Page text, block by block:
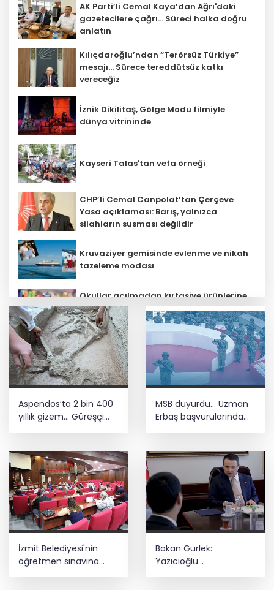
AK Parti’li Cemal Kaya’dan Ağrı'daki
gazetecilere çağrı... Süreci halka doğru
anlatın
Kılıçdaroğlu’ndan “Terörsüz Türkiye”
mesajı... Sürece tereddütsüz katkı
vereceğiz
İznik Dikilitaş, Gölge Modu filmiyle
‎dünya vitrininde
Kayseri Talas'tan vefa örneği
CHP’li Cemal Canpolat’tan Çerçeve
Yasa açıklaması: Barış, yalnızca
silahların susması değildir
Kruvaziyer gemisinde evlenme ve nikah
tazeleme modası
Okullar açılmadan kırtasiye ürünlerine
sıkı denetim... Güvensiz ürünler
toplatılacak!
Şahin Biba, Bursa’da 2 yılda
yapılamayanı 5 ayda yapıyor
Şehit aileleri ve gazilere müjde! Teklif
yasalaştı
sırada
Aspendos’ta 2 bin 400
yıllık gizem... Güreşçi
MSB duyurdu... Uzman
Erbaş başvurularında
İzmit Belediyesi'nin
öğretmen sınavına
adaylardan övgü
Bakan Gürlek:
Yazıcıoğlu
soruşturmasında hiçbir